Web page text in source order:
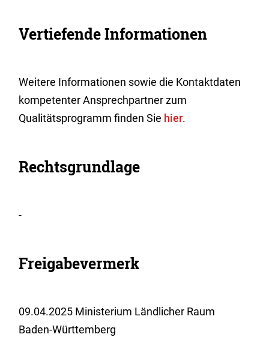
Vertiefende Informationen
Weitere Informationen sowie die Kontaktdaten
kompetenter Ansprechpartner zum
Qualitätsprogramm finden Sie hier.
Rechtsgrundlage
-
Freigabevermerk
09.04.2025 Ministerium Ländlicher Raum
Baden-Württemberg